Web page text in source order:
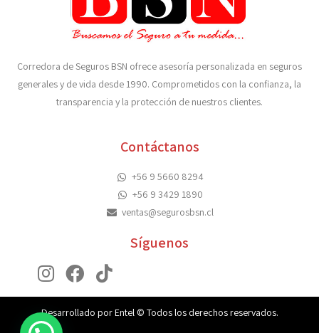
Corredora de Seguros BSN ofrece asesoría personalizada en seguros
generales y de vida desde 1990. Comprometidos con la confianza, la
transparencia y la protección de nuestros clientes.
Contáctanos
+56 9 5660 8294
+56 9 3429 1890
ventas@segurosbsn.cl
Síguenos
Desarrollado por Entel © Todos los derechos reservados.